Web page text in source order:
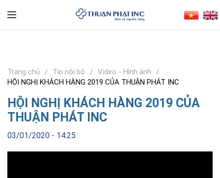
Trang chủ Tin nội bộ
Video - Hình ảnh
HỘI NGHỊ KHÁCH HÀNG 2019 CỦA THUẬN PHÁT INC
HỘI NGHỊ KHÁCH HÀNG 2019 CỦA
THUẬN PHÁT INC
03/01/2020 - 14:25